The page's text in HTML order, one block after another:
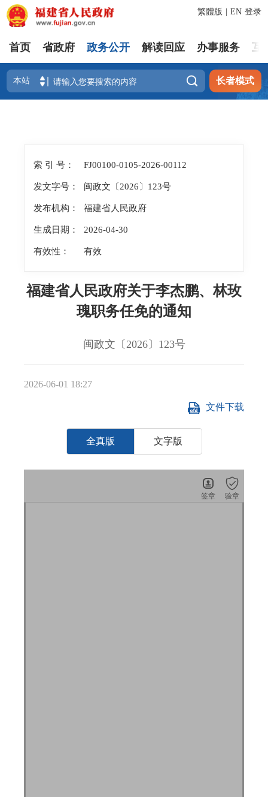
登录
繁體版 EN
首页 省政府 政务公开 解读回应 办事服务 互
 长者模式
索 引 号： FJ00100-0105-2026-00112
发文字号： 闽政文〔2026〕123号
发布机构： 福建省人民政府
生成日期： 2026-04-30
有效性： 有效
福建省人民政府关于李杰鹏、林玫
瑰职务任免的通知
闽政文〔2026〕123号
2026-06-01 18:27
全真版 文字版
文件下载